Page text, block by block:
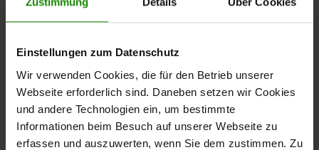
Einstellungen zum Datenschutz
Wir verwenden Cookies, die für den Betrieb unserer
Webseite erforderlich sind. Daneben setzen wir Cookies
und andere Technologien ein, um bestimmte
Informationen beim Besuch auf unserer Webseite zu
erfassen und auszuwerten, wenn Sie dem zustimmen. Zu
strukturierter Oberfläche
DieKissenhülle aus der Interliving Kissen Serie 9124
ein funktionales Wohnaccessoire für Sofa, Sessel oder
Bett. Sie besteht aus feiner grauer Chenille mit
strukturierter Oberfläche und bietet eine angenehm
weiche Haptik.